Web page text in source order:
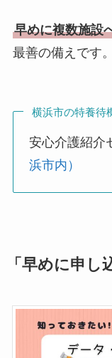
早めに複数施設
最善の備えです。
横浜市の特養待
安心介護紹
浜市内）
「早めに申